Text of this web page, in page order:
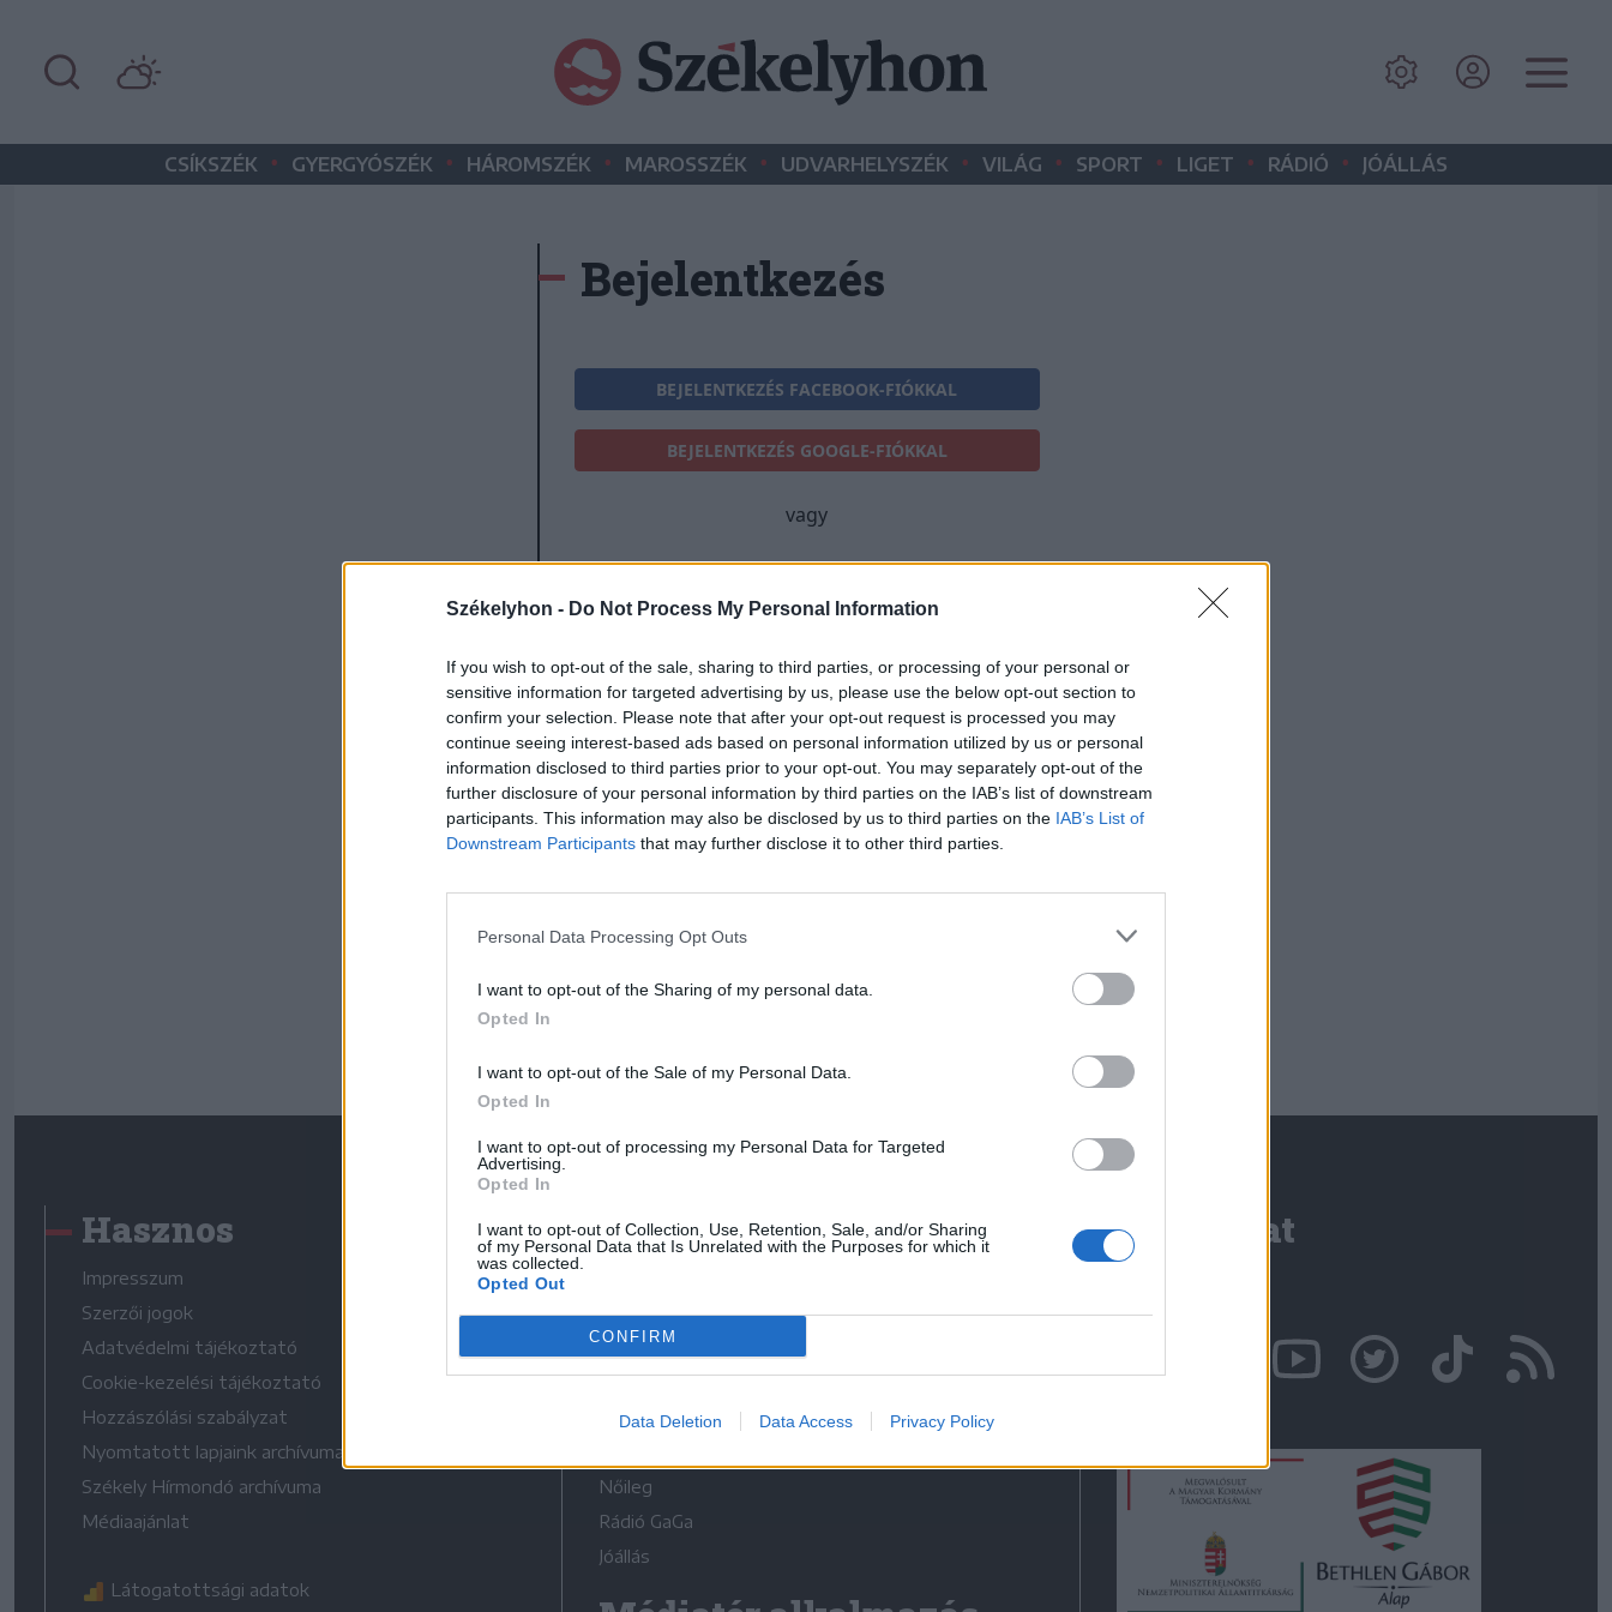
Székelyhon - Do Not Process My Personal Information
If you wish to opt-out of the sale, sharing to third parties, or processing of your personal or
sensitive information for targeted advertising by us, please use the below opt-out section to
confirm your selection. Please note that after your opt-out request is processed you may
continue seeing interest-based ads based on personal information utilized by us or personal
information disclosed to third parties prior to your opt-out. You may separately opt-out of the
further disclosure of your personal information by third parties on the IAB’s list of downstream
participants. This information may also be disclosed by us to third parties on the IAB’s List of
Downstream Participants that may further disclose it to other third parties.
Personal Data Processing Opt Outs
I want to opt-out of the Sharing of my personal data.
Opted In
I want to opt-out of the Sale of my Personal Data.
Opted In
I want to opt-out of processing my Personal Data for Targeted
Advertising.
Opted In
I want to opt-out of Collection, Use, Retention, Sale, and/or Sharing
of my Personal Data that Is Unrelated with the Purposes for which it
was collected.
Opted Out
CONFIRM
Data Deletion Data Access Privacy Policy
CSÍKSZÉK • GYERGYÓSZÉK • HÁROMSZÉK • MAROSSZÉK • UDVARHELYSZÉK • VILÁG • SPORT • LIGET • RÁDIÓ • JÓÁLLÁS
Bejelentkezés
BEJELENTKEZÉS FACEBOOK-FIÓKKAL
BEJELENTKEZÉS GOOGLE-FIÓKKAL
vagy
E-mail-cím
Jelszó
Elfelejtette a jelszavát?
BEJELENTKEZÉS
Hasznos
Impresszum
Szerzői jogok
Adatvédelmi tájékoztató
Cookie-kezelési tájékoztató
Hozzászólási szabályzat
Nyomtatott lapjaink archívuma
Székely Hírmondó archívuma
Médiaajánlat
Látogatottsági adatok
Médiatér
Liget
Krónika
Bihari Napló
Erdélyi Napló
Nőileg
Rádió GaGa
Jóállás
Kapcsolat